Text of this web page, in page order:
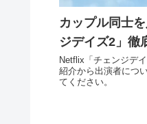
カップル同士
ジデイズ2」徹
Netflix「チェンジデ
紹介から出演者につ
てください。